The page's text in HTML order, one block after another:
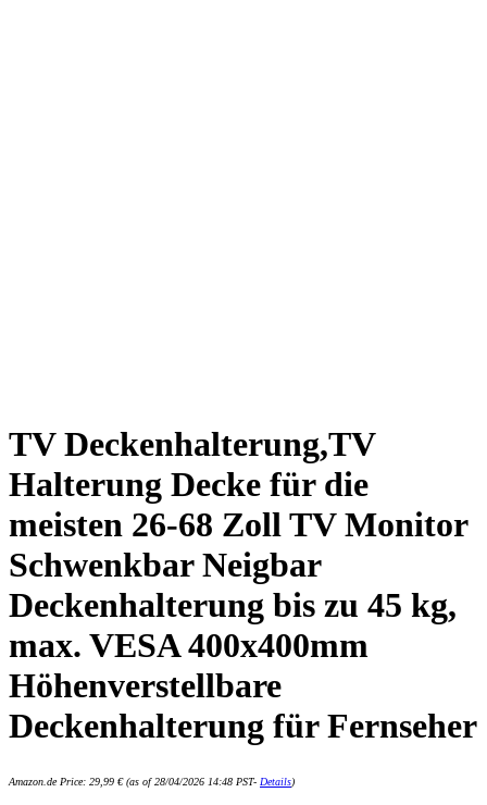
TV Deckenhalterung,TV
Halterung Decke für die
meisten 26-68 Zoll TV Monitor
Schwenkbar Neigbar
Deckenhalterung bis zu 45 kg,
max. VESA 400x400mm
Höhenverstellbare
Deckenhalterung für Fernseher
Amazon.de Price: 29,99 €(as of 28/04/2026 14:48 PST- Details)